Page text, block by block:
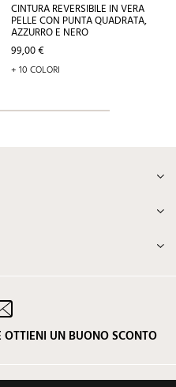
CINTURA REVERSIBILE IN VERA
PELLE CON PUNTA QUADRATA,
AZZURRO E NERO
Prezzo
99,00 €
+ 10 COLORI
OTTIENI UN BUONO SCONTO